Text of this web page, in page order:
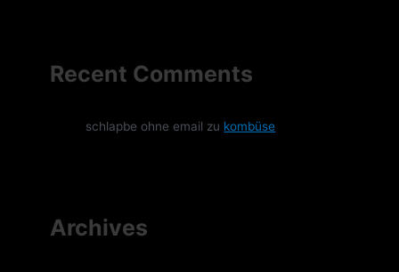
Recent Comments
schlapbe ohne email zu kombüse
Archives